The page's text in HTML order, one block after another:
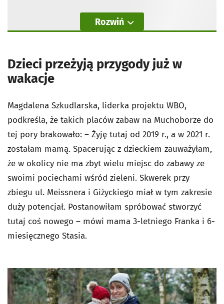
Rozwiń
Dzieci przeżyją przygody już w
wakacje
Magdalena Szkudlarska, liderka projektu WBO,
podkreśla, że takich placów zabaw na Muchoborze do
tej pory brakowało: – Żyję tutaj od 2019 r., a w 2021 r.
zostałam mamą. Spacerując z dzieckiem zauważyłam,
że w okolicy nie ma zbyt wielu miejsc do zabawy ze
swoimi pociechami wśród zieleni. Skwerek przy
zbiegu ul. Meissnera i Giżyckiego miał w tym zakresie
duży potencjał. Postanowiłam spróbować stworzyć
tutaj coś nowego – mówi mama 3-letniego Franka i 6-
miesięcznego Stasia.